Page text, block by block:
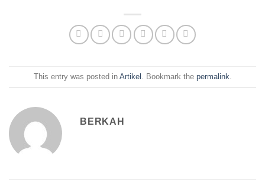
This entry was posted in Artikel . Bookmark the permalink
BERKAH